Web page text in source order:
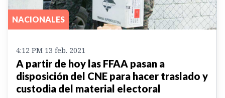
NACIONALES
4:12 PM 13 feb. 2021
A partir de hoy las FFAA pasan a
disposición del CNE para hacer traslado y
custodia del material electoral